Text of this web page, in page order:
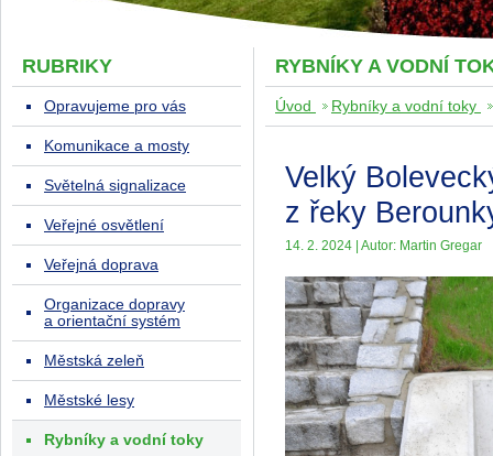
RYBNÍKY A VODNÍ
Úvod Rybníky a vodní toky
Velký
z řeky
14. 2. 2024 | Autor: Martin Gregar
RUBRIKY
Opravujeme pro vás
Komunikace a mosty
Světelná signalizace
Veřejné osvětlení
Veřejná doprava
Organizace dopravy
a orientační systém
Městská zeleň
Městské lesy
Rybníky a vodní toky